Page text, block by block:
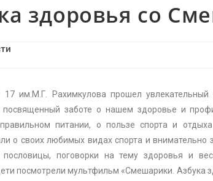
здоровья со
им.М.Г. Рахимкулова прошел увлекательный
посвященный заботе о нашем здоровье и
правильном питании, о пользе спорта и
о своих любимых видах спорта и внимательно
поговорки на тему здоровья и
посмотрели мультфильм «Смешарики. Азбука